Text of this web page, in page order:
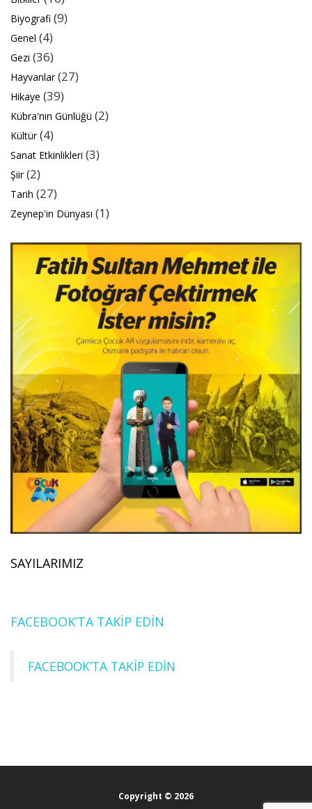
Biyografi (9)
Genel (4)
Gezi (36)
Hayvanlar(27)
Hikaye (39)
Kübra'nın Günlüğü (2)
Kültür(4)
Sanat Etkinlikleri (3)
Şiir(2)
Tarih (27)
Zeynep'in Dünyası (1)
SAYILARIMIZ
FACEBOOK’TA TAKİP EDİN
FACEBOOK’TA TAKİP EDİN
Copyright © 2026